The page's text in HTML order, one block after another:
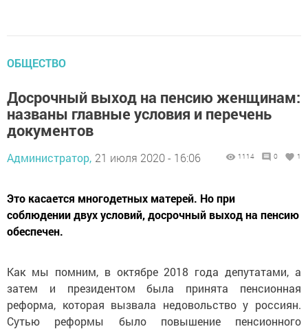
ОБЩЕСТВО
Досрочный выход на пенсию женщинам:
названы главные условия и перечень
документов
Администратор, 21 июля 2020 - 16:06 1114 0 1
Это касается многодетных матерей. Но при
соблюдении двух условий, досрочный выход на пенсию
обеспечен.
Как мы помним, в октябре 2018 года депутатами, а
затем и президентом была принята пенсионная
реформа, которая вызвала недовольство у россиян.
Сутью реформы было повышение пенсионного